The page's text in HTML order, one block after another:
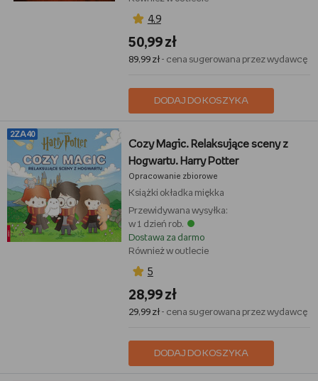
4,9
50,99 zł
89,99 zł- cena sugerowana przez wydawcę
DODAJ DO KOSZYKA
2ZA40
Cozy Magic. Relaksujące sceny z
Hogwartu. Harry Potter
Opracowanie zbiorowe
Książki okładka miękka
Przewidywana wysyłka:
w 1 dzień rob.
Dostawa za darmo
Również w outlecie
5
28,99 zł
29,99 zł- cena sugerowana przez wydawcę
DODAJ DO KOSZYKA